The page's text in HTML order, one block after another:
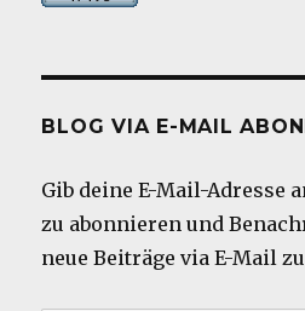
BLOG VIA E-MAIL
Gib deine E-Mail-Adresse
zu abonnieren und
neue Beiträge via E-Mail